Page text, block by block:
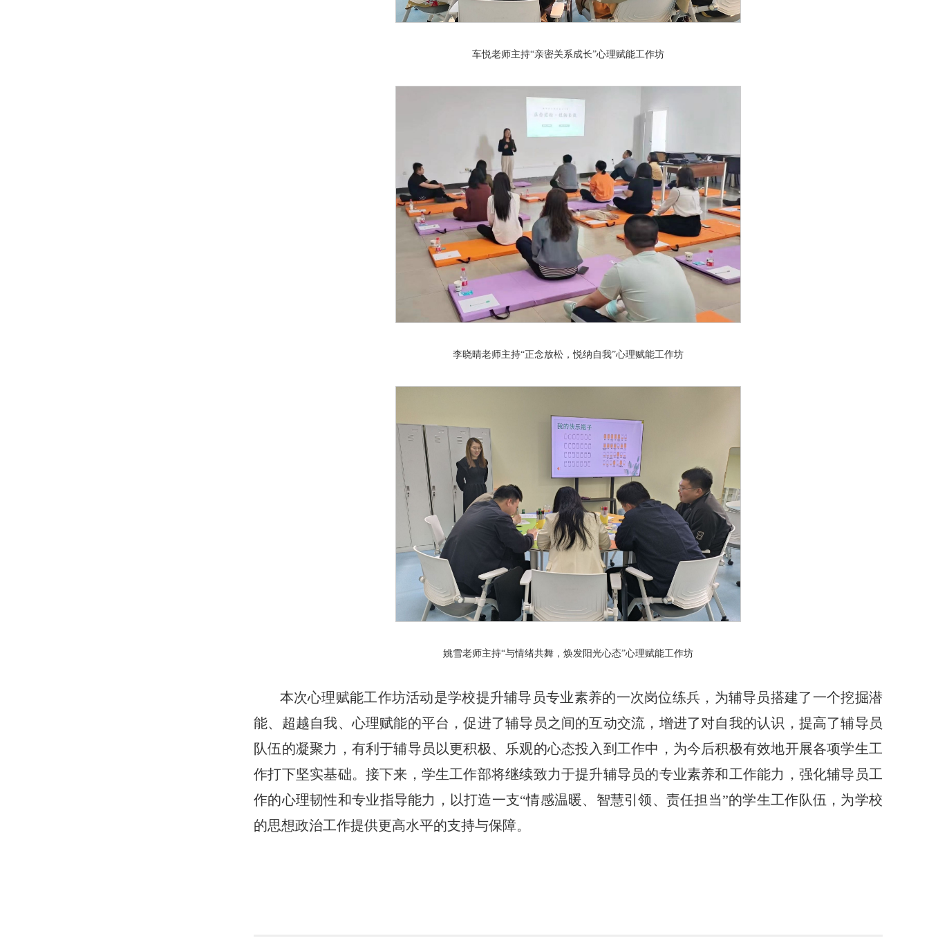
车悦老师主持“亲密关系成长”心理赋能工作坊
李晓晴老师主持“正念放松，悦纳自我”心理赋能工作坊
姚雪老师主持“与情绪共舞，焕发阳光心态”心理赋能工作坊
本次心理赋能工作坊活动是学校提升辅导员专业素养的一次岗位练兵，为辅导员搭建了一个挖掘潜
能、超越自我、心理赋能的平台，促进了辅导员之间的互动交流，增进了对自我的认识，提高了辅导员
队伍的凝聚力，有利于辅导员以更积极、乐观的心态投入到工作中，为今后积极有效地开展各项学生工
作打下坚实基础。接下来，学生工作部将继续致力于提升辅导员的专业素养和工作能力，强化辅导员工
作的心理韧性和专业指导能力，以打造一支“情感温暖、智慧引领、责任担当”的学生工作队伍，为学校
的思想政治工作提供更高水平的支持与保障。